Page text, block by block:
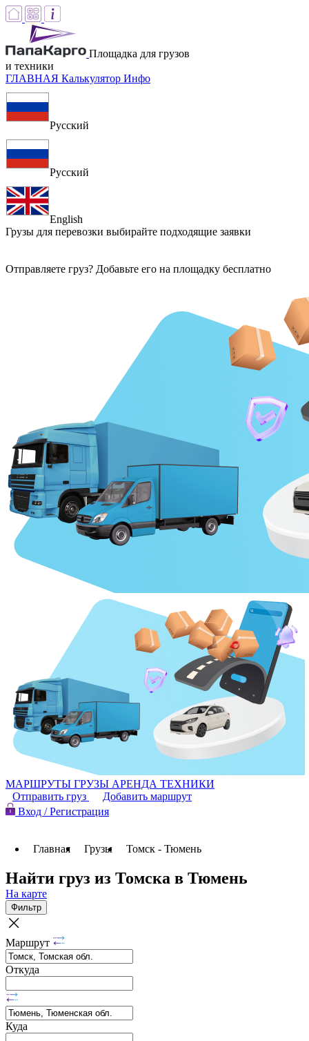
Площадка для грузов
и техники
ГЛАВНАЯ Калькулятор Инфо
Русский
Русский
English
Грузы для перевозки выбирайте подходящие заявки
Отправляете груз? Добавьте его на площадку бесплатно
МАРШРУТЫ ГРУЗЫ АРЕНДА ТЕХНИКИ
Отправить груз
Добавить маршрут
Вход / Регистрация
Главная Грузы Томск - Тюмень
Найти груз из Томска в Тюмень
На карте
Фильтр
Маршрут
Откуда
Куда